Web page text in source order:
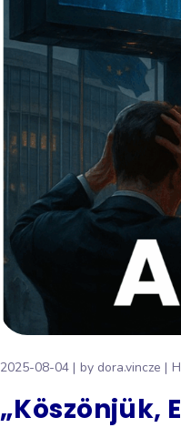
2025-08-04 by dora.vincze
„Köszönjük,